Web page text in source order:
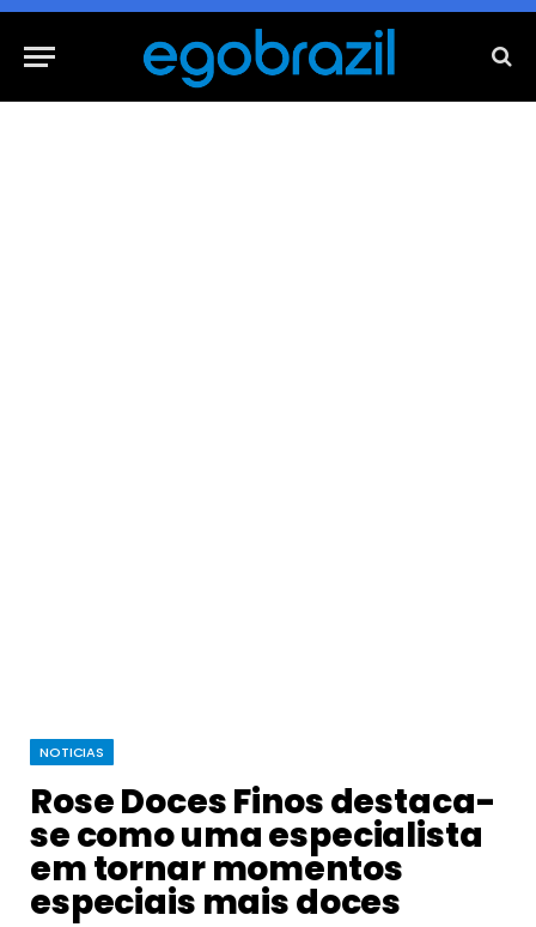
NOTICIAS
Rose Doces Finos destaca-
se como uma especialista
em tornar momentos
especiais mais doces